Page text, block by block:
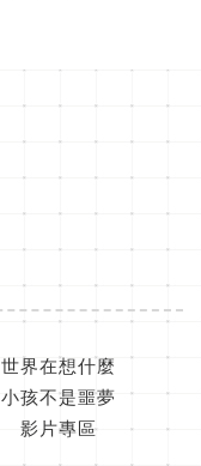
世界在想什麼
小孩不是噩夢
影片專區